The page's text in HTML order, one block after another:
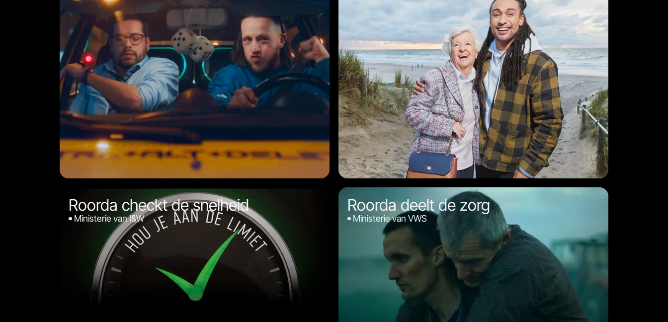
Roorda checkt de snelheid
Ministerie van I&W
Roorda deelt de zorg
Ministerie van VWS